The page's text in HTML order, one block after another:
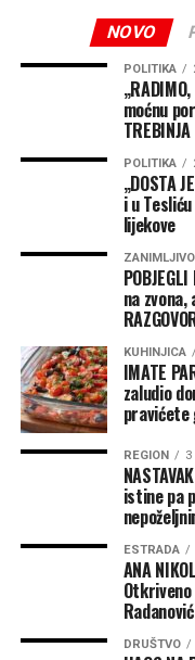
304.984,295 dolara.
koji važi za sljedeću
dolara koje prima za
opciju. Dakle, tada
saradnje ili ne.
Šta je Jokić rekao o
Poslije pobjede
jedno od pitanja za
Tada je stavio
“Moja ideja i želja je
Vjerovatno ću
striktno biznis. Moja
Denveru, na njima je
je Jokić.
Odluka Jokića da ne
dodatni pritisak na
do znanja da moraju
dovoljno dobar tim
Produžili su ugovor sa
NOVO
POLITIKA
moćnu
TREBINJA
POLITIKA
„DOSTA
i u
lijekove
na zvona,
KUHINJICA
IMATE
zaludio
REGION 3
istine pa
ESTRADA
ANA
DRUŠTVO